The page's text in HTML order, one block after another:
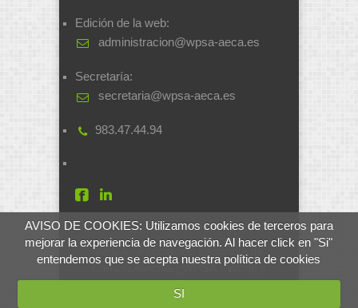
AVISO DE COOKIES: Utilizamos cookies de terceros para
mejorar la experiencia de navegación. Al hacer click en "Si"
entendemos que se acepta nuestra política de cookies
SI
Edición de la web:
administracion@wpsa-aeca.es
Secretaría:
secretaria@wpsa-aeca.es
983.47.44.94
AECA - Asociación Española de
Ciencia Avícola | WPSA - World's
Poultry Science Association
Desarrollado por